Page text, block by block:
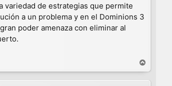
variedad de estrategias que permite
a un problema y en el Dominions 3
poder amenaza con eliminar al
r
r